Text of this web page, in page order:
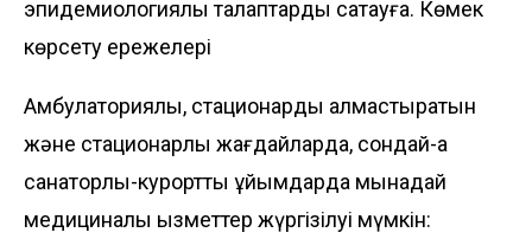
эпидемиологиялық талаптарды сақтауға. Көмек
көрсету ережелері
Амбулаториялық, стационарды алмастыратын
және стационарлық жағдайларда, сондай-ақ
санаторлық-курорттық ұйымдарда мынадай
медициналық қызметтер жүргізілуі мүмкін: